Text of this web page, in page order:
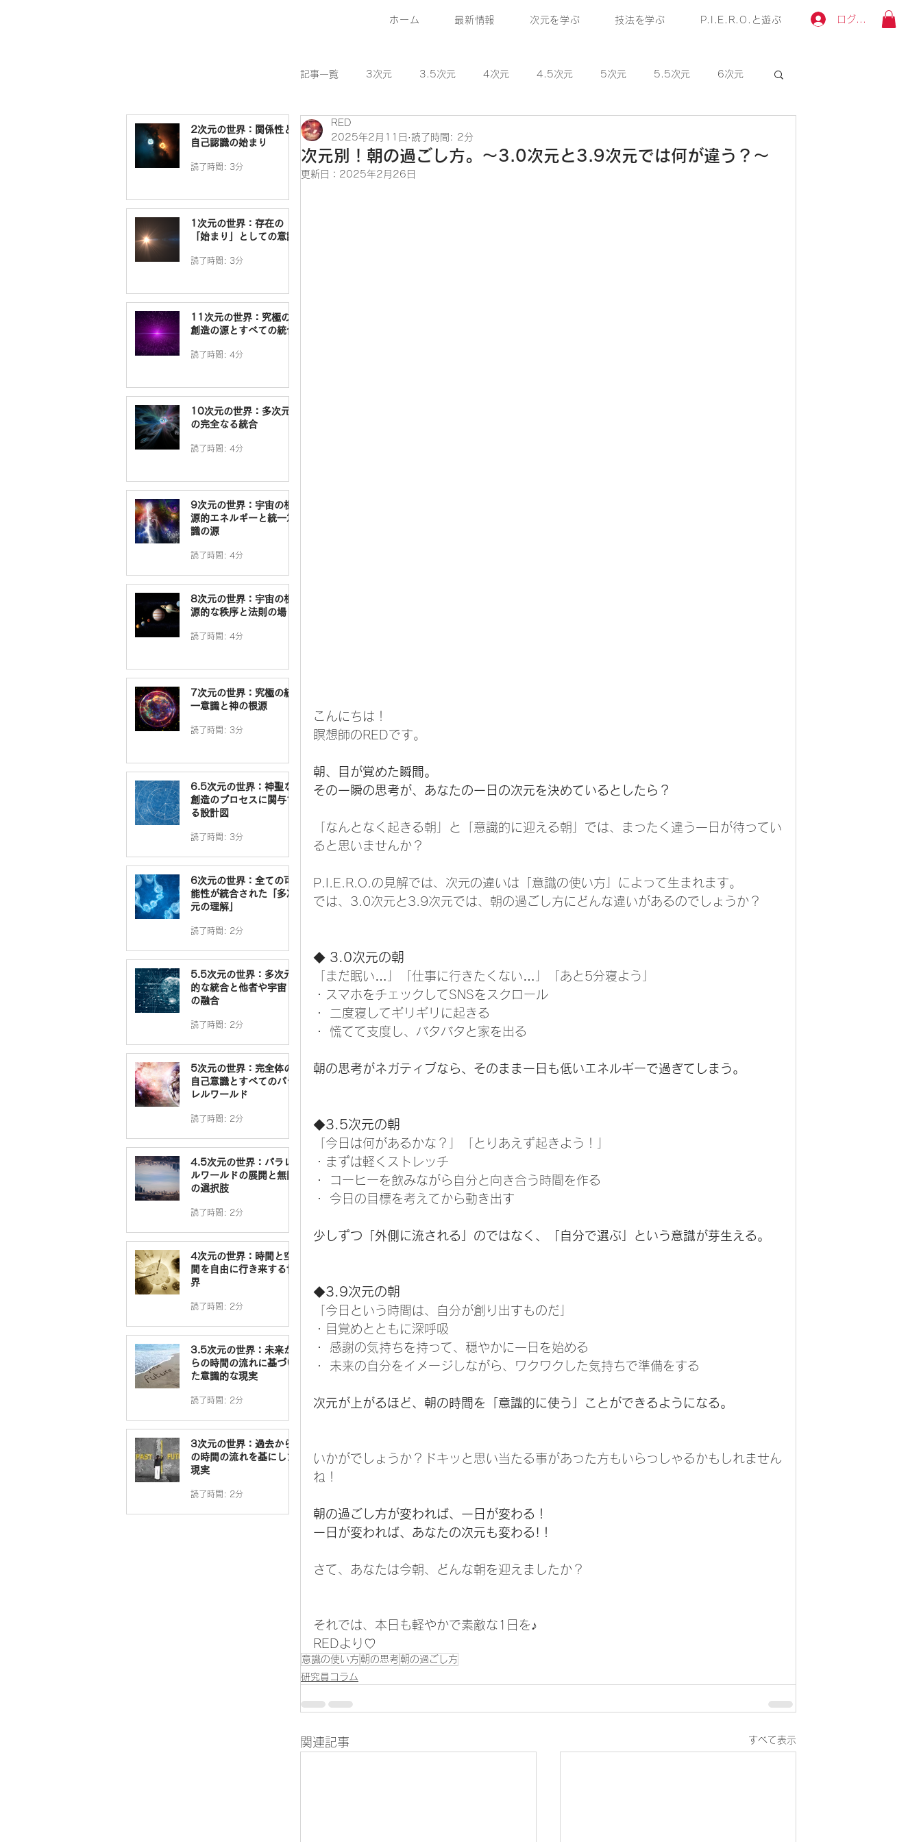
ログイン
ホーム 最新情報 次元を学ぶ 技法を学ぶ P.I.E.R.O.と遊ぶ
2次元の世界：関係性と
自己認識の始まり
読了時間: 3分
1次元の世界：存在の
「始まり」としての意識
読了時間: 3分
11次元の世界：究極の
創造の源とすべての統合
読了時間: 4分
10次元の世界：多次元
の完全なる統合
読了時間: 4分
9次元の世界：宇宙の根
源的エネルギーと統一意
識の源
読了時間: 4分
8次元の世界：宇宙の根
源的な秩序と法則の場
読了時間: 4分
7次元の世界：究極の統
一意識と神の根源
読了時間: 3分
6.5次元の世界：神聖な
創造のプロセスに関与す
る設計図
読了時間: 3分
6次元の世界：全ての可
能性が統合された「多次
元の理解」
読了時間: 2分
5.5次元の世界：多次元
的な統合と他者や宇宙と
の融合
読了時間: 2分
5次元の世界：完全体の
自己意識とすべてのパラ
レルワールド
読了時間: 2分
4.5次元の世界：パラレ
ルワールドの展開と無限
の選択肢
読了時間: 2分
4次元の世界：時間と空
間を自由に行き来する世
界
読了時間: 2分
3.5次元の世界：未来か
らの時間の流れに基づい
た意識的な現実
読了時間: 2分
3次元の世界：過去から
の時間の流れを基にした
現実
読了時間: 2分
記事一覧 3次元 3.5次元 4次元 4.5次元 5次元 5.5次元 6次元
6.5次元
次元別！朝の過ごし方。〜3.0次元と3.9次元では何が違う？〜
RED
2025年2月11日 読了時間: 2分
更新日： 2025年2月26日
こんにちは！
瞑想師のREDです。
朝、目が覚めた瞬間。
その一瞬の思考が、あなたの一日の次元を決めているとしたら？
「なんとなく起きる朝」と「意識的に迎える朝」では、まったく違う一日が待ってい
ると思いませんか？
P.I.E.R.O.の見解では、次元の違いは「意識の使い方」によって生まれます。
では、3.0次元と3.9次元では、朝の過ごし方にどんな違いがあるのでしょうか？
◆ 3.0次元の朝
「まだ眠い…」「仕事に行きたくない…」「あと5分寝よう」
・スマホをチェックしてSNSをスクロール
・ 二度寝してギリギリに起きる
・ 慌てて支度し、バタバタと家を出る
朝の思考がネガティブなら、そのまま一日も低いエネルギーで過ぎてしまう。
◆3.5次元の朝
「今日は何があるかな？」「とりあえず起きよう！」
・まずは軽くストレッチ
・ コーヒーを飲みながら自分と向き合う時間を作る
・ 今日の目標を考えてから動き出す
少しずつ「外側に流される」のではなく、「自分で選ぶ」という意識が芽生える。
◆3.9次元の朝
「今日という時間は、自分が創り出すものだ」
・目覚めとともに深呼吸
・ 感謝の気持ちを持って、穏やかに一日を始める
・ 未来の自分をイメージしながら、ワクワクした気持ちで準備をする
次元が上がるほど、朝の時間を「意識的に使う」ことができるようになる。
いかがでしょうか？ドキッと思い当たる事があった方もいらっしゃるかもしれません
ね！
朝の過ごし方が変われば、一日が変わる！
一日が変われば、あなたの次元も変わる!！
さて、あなたは今朝、どんな朝を迎えましたか？
それでは、本日も軽やかで素敵な1日を♪
REDより♡
意識の使い方 朝の思考 朝の過ごし方
研究員コラム
関連記事 すべて表示